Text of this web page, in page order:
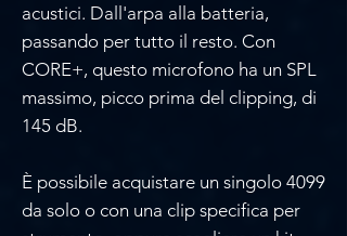
acustici. Dall'arpa alla batteria,
passando per tutto il resto. Con
CORE+, questo microfono ha un SPL
massimo, picco prima del clipping, di
145 dB.
È possibile acquistare un singolo 4099
da solo o con una clip specifica per